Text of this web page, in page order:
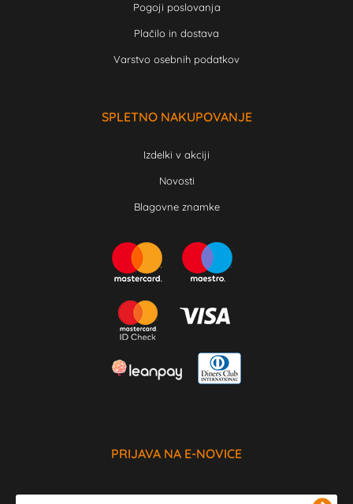
Pogoji poslovanja
Plačilo in dostava
Varstvo osebnih podatkov
SPLETNO NAKUPOVANJE
Izdelki v akciji
Novosti
Blagovne znamke
PRIJAVA NA E-NOVICE